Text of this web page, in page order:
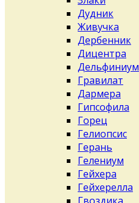
Дудник
Живучка
Дербенник
Дицентра
Дельфиниум
Гравилат
Дармера
Гипсофила
Горец
Гелиопсис
Герань
Гелениум
Гейхера
Гейхерелла